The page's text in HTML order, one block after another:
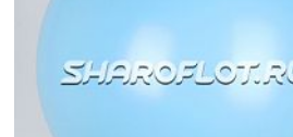
Купить в 1 клик
В избранное